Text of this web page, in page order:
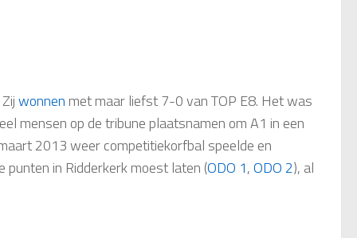
wonnen met maar liefst 7-0 van TOP E8. Het was
mensen op de tribune plaatsnamen om A1 in een
2013 weer competitiekorfbal speelde en
in Ridderkerk moest laten (ODO 1,ODO 2), al